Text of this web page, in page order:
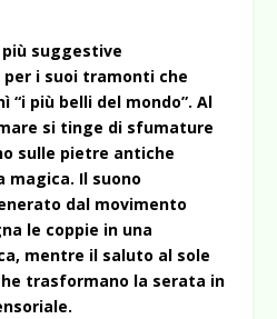
suggestive
per i suoi tramonti che
“i più belli del mondo”. Al
si tinge di sfumature
sulle pietre antiche
magica. Il suono
dal movimento
le coppie in una
mentre il saluto al sole
trasformano la serata in